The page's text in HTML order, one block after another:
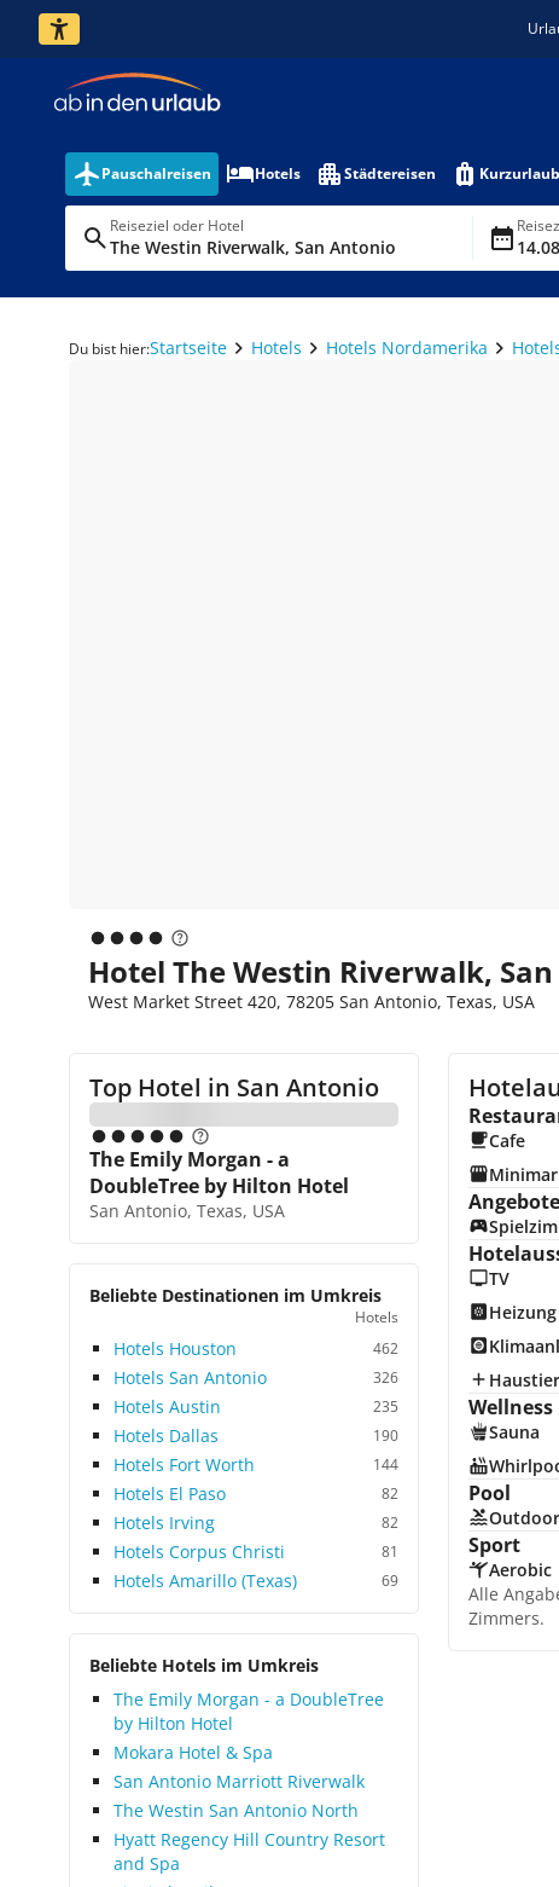
Pauschalreisen Hotels Städtereisen Kurzurlaub
Reiseziel oder Hotel
The Westin Riverwalk, San Antonio
Du bist hier:Startseite Hotels Hotels Nordamerika
Hotel The Westin Riverwalk,
West Market Street 420, 78205 San Antonio, Texas, USA
Top Hotel in San Antonio
The Emily Morgan - a
DoubleTree by Hilton Hotel
San Antonio, Texas, USA
Beliebte Destinationen im Umkreis
Hotels
Hotels Houston 462
Hotels San Antonio 326
Hotels Austin 235
Hotels Dallas 190
Hotels Fort Worth 144
Hotels El Paso 82
Hotels Irving 82
Hotels Corpus Christi 81
Hotels Amarillo (Texas) 69
Beliebte Hotels im Umkreis
The Emily Morgan - a DoubleTree
by Hilton Hotel
Mokara Hotel & Spa
San Antonio Marriott Riverwalk
The Westin San Antonio North
Hyatt Regency Hill Country Resort
and Spa
Cafe
TV
Heizung
Wellness
Sauna
Pool
Sport
Aerobic
Alle
Zimmers.